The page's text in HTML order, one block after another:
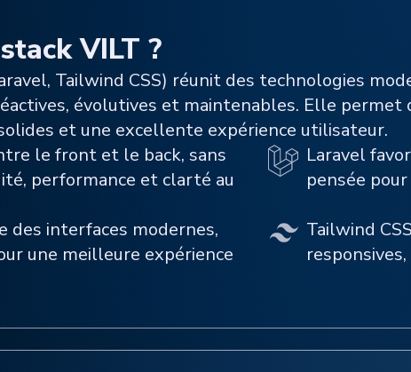
VILT ?
Tailwind CSS) réunit des technologies
évolutives et maintenables. Elle
et une excellente expérience utilisateur.
le front et le back, sans
performance et clarté au
Laravel
pensée
des interfaces modernes,
une meilleure expérience
Tailwind